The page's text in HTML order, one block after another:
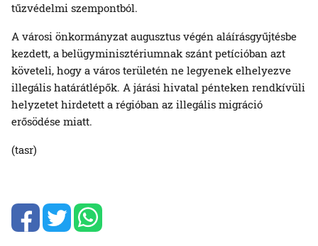
tűzvédelmi szempontból.
A városi önkormányzat augusztus végén aláírásgyűjtésbe
kezdett, a belügyminisztériumnak szánt petícióban azt
követeli, hogy a város területén ne legyenek elhelyezve
illegális határátlépők. A járási hivatal pénteken rendkívüli
helyzetet hirdetett a régióban az illegális migráció
erősödése miatt.
(tasr)